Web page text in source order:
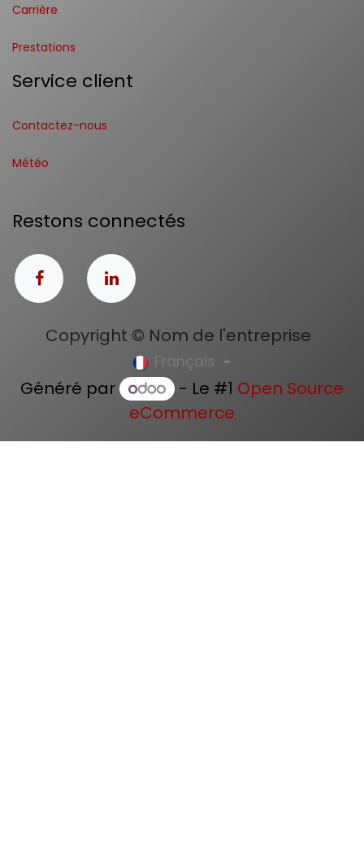
Carrière
Prestations
Service client
Contactez-nous
Météo
Restons connectés
Copyright © Nom de l'entreprise
Français
Généré par - Le #1 Open Source
eCommerce